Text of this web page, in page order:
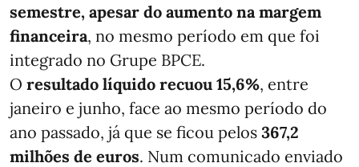
semestre, apesar do aumento na margem
financeira, no mesmo período em que foi
integrado no Grupe BPCE.
O resultado líquido recuou 15,6%, entre
janeiro e junho, face ao mesmo período do
ano passado, já que se ficou pelos 367,2
milhões de euros. Num comunicado enviado